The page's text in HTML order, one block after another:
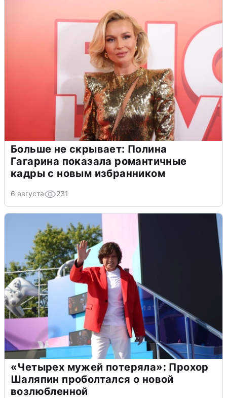
Больше не скрывает: Полина
Гагарина показала романтичные
кадры с новым избранником
6 августа 231
«Четырех мужей потеряла»: Прохор
Шаляпин проболтался о новой
возлюбленной